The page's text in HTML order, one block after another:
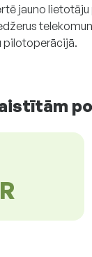
jauno
pilotoperācijā.